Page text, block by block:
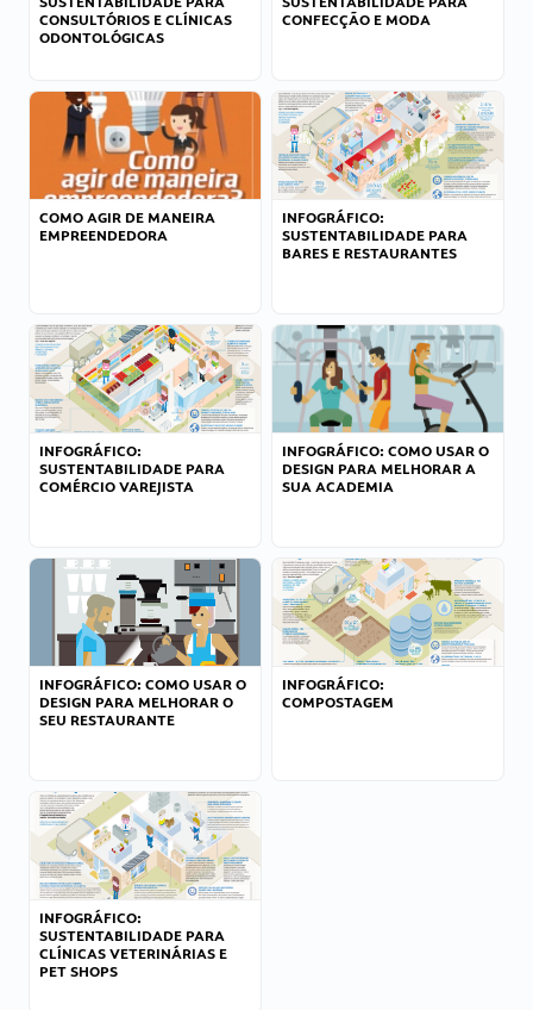
CONSULTÓRIOS E CLÍNICAS
ODONTOLÓGICAS
CONFECÇÃO E MODA
COMO AGIR DE MANEIRA
EMPREENDEDORA
INFOGRÁFICO:
SUSTENTABILIDADE PARA
BARES E RESTAURANTES
INFOGRÁFICO:
SUSTENTABILIDADE PARA
COMÉRCIO VAREJISTA
INFOGRÁFICO: COMO USAR O
DESIGN PARA MELHORAR A
SUA ACADEMIA
INFOGRÁFICO: COMO USAR O
DESIGN PARA MELHORAR O
SEU RESTAURANTE
INFOGRÁFICO:
COMPOSTAGEM
INFOGRÁFICO:
SUSTENTABILIDADE PARA
CLÍNICAS VETERINÁRIAS E
PET SHOPS